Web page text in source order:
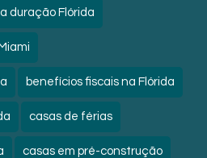
duração Flórida
benefícios fiscais na Flórida
casas de férias
casas em pré-construção